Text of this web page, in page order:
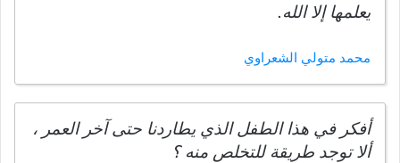
يعلمها إلا الله.
محمد متولي الشعراوي
أفكر في هذا الطفل الذي يطاردنا حتى آخر العمر ،
ألا توجد طريقة للتخلص منه ؟